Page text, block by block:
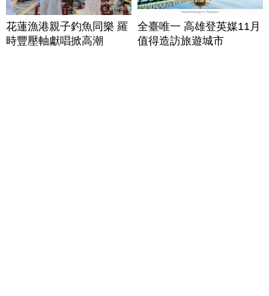
花蓮漁港親子釣魚同樂 羅
時豐壓軸獻唱掀高潮
全臺唯一 高雄登英媒11月
值得造訪旅遊城市